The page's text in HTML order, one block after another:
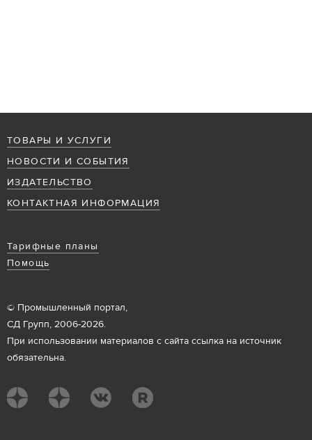
ТОВАРЫ И УСЛУГИ
НОВОСТИ И СОБЫТИЯ
ИЗДАТЕЛЬСТВО
КОНТАКТНАЯ ИНФОРМАЦИЯ
Тарифные планы
Помощь
© Промышленный портал,
СД Групп, 2006-2026.
При использовании материалов с сайта ссылка на источник
обязательна.